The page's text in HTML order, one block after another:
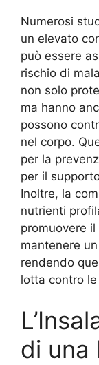
Numerosi
un elevato
può essere
rischio di
non solo
ma hanno
possono
nel corpo.
per la
per il
Inoltre, la
nutrienti
promuovere
mantenere un
rendendo
lotta contro
di una